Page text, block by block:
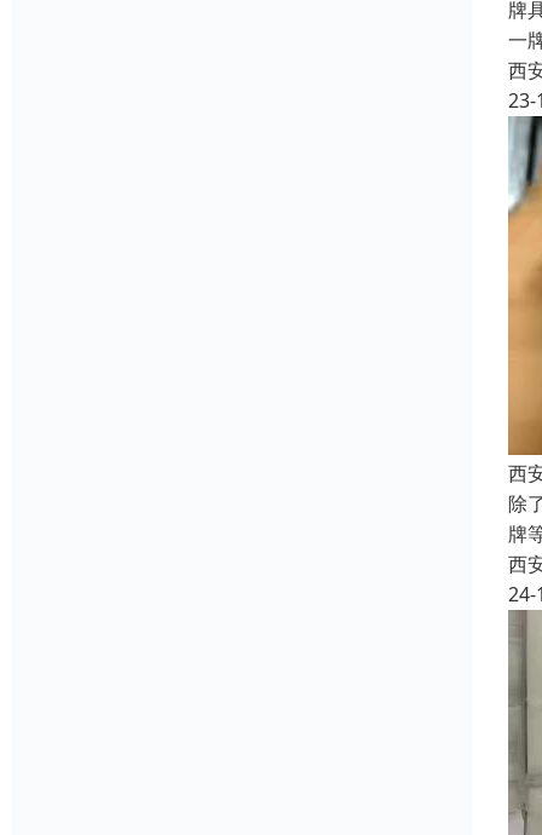
牌
一
西
23-
西
除
牌
西
24-